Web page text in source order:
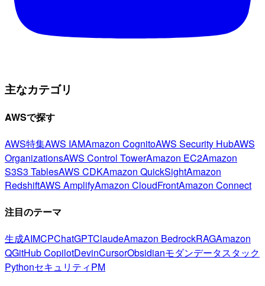
主なカテゴリ
AWSで探す
AWS特集AWS IAMAmazon CognitoAWS Security HubAWS
OrganizationsAWS Control TowerAmazon EC2Amazon
S3S3 TablesAWS CDKAmazon QuickSightAmazon
RedshiftAWS AmplifyAmazon CloudFrontAmazon Connect
注目のテーマ
生成AIMCPChatGPTClaudeAmazon BedrockRAGAmazon
QGitHub CopilotDevinCursorObsidianモダンデータスタック
PythonセキュリティPM